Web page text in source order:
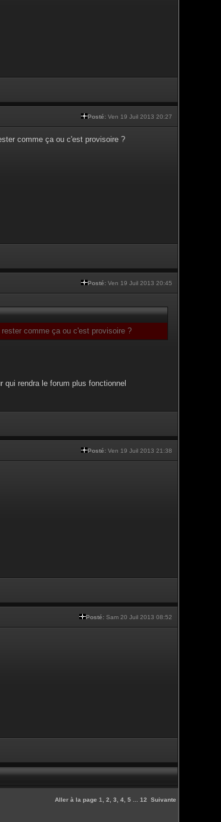
Posté: Ven 19 Juil 2013 20:27
comme ça ou c'est provisoire ?
Posté: Ven 19 Juil 2013 20:45
comme ça ou c'est provisoire ?
rendra le forum plus fonctionnel
Posté: Ven 19 Juil 2013 21:38
Posté: Sam 20 Juil 2013 08:52
Aller à la page 1 2 3 4 5 12 Suivante